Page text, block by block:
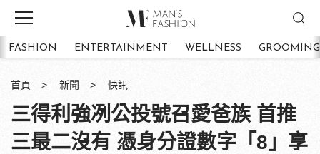
FASHION ENTERTAINMENT WELLNESS GROOMING
首頁 新聞 快訊
三得利強冽公投號召愛爸族 首推
三最二沒有 憑身分證數字「8」享